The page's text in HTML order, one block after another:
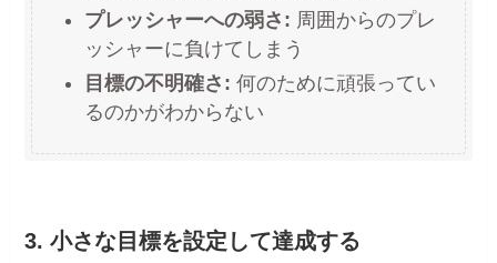
プレッシャーへの弱さ: 周囲からのプレ
ッシャーに負けてしまう
目標の不明確さ: 何のために頑張ってい
るのかがわからない
3. 小さな目標を設定して達成する